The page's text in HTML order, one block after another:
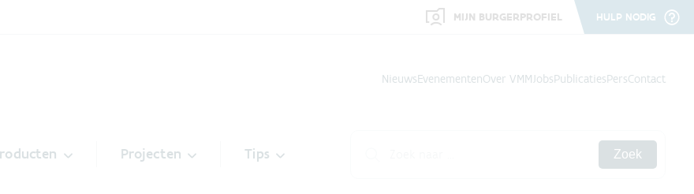
MIJN BURGERPROFIEL HULP NODIG
NieuwsEvenementenOver VMMJobsPublicatiesPersContact
Projecten Tips Zoek